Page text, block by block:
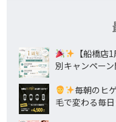
【船橋店
別キャンペーン
毎朝のヒ
毛で変わる毎